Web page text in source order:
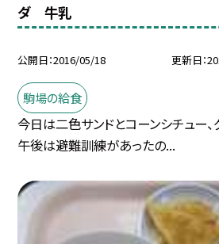
ダ 牛乳
公開日 2016/05/18 更新日
駒場の給食
今日は二色サンドとコーンシチュー、
午後は避難訓練があったの...